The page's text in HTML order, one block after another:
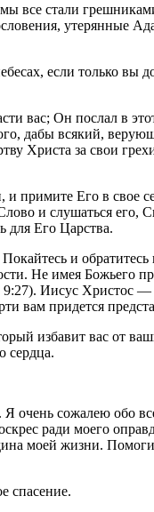
все стали
утерянные
если только
вас; Он послал в
дабы всякий,
Христа за свои
примите Его в свое
и слушаться его,
для Его Царства.
и
Не имея Божьего
Иисус Христос
вам придется
избавит вас от
сердца.
сожалею обо
ради моего
моей жизни.
спасение.